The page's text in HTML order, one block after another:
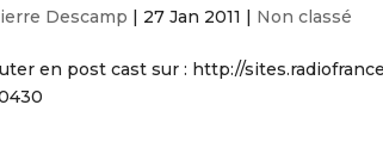
Descamp | 27 Jan 2011 | Non classé
en post cast sur : http://